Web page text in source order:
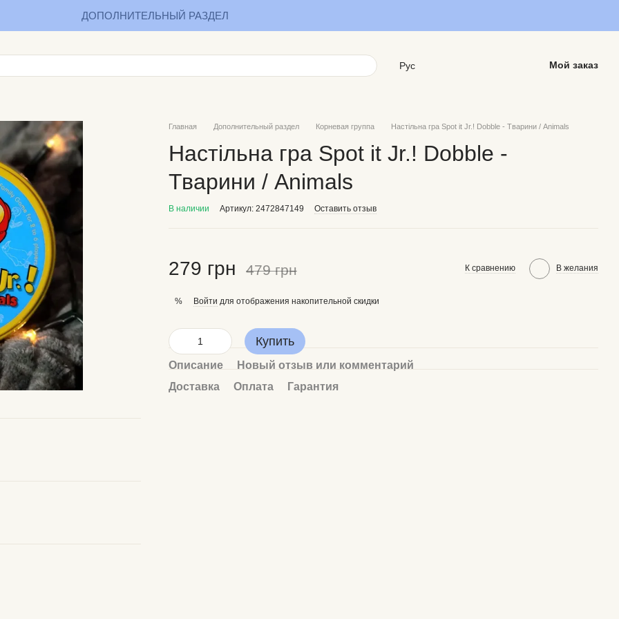
ДОПОЛНИТЕЛЬНЫЙ РАЗДЕЛ
Рус Мой заказ
Главная Дополнительный раздел Корневая группа Настільна гра Spot it Jr.! Dobble - Тварини / Animals
Настільна гра Spot it Jr.! Dobble -
Тварини / Animals
В наличии Артикул: 2472847149 Оставить отзыв
279 грн 479 грн К сравнению В желания
% Войти для отображения накопительной скидки
Купить
Описание
Новый отзыв или комментарий
Доставка
Оплата Гарантия